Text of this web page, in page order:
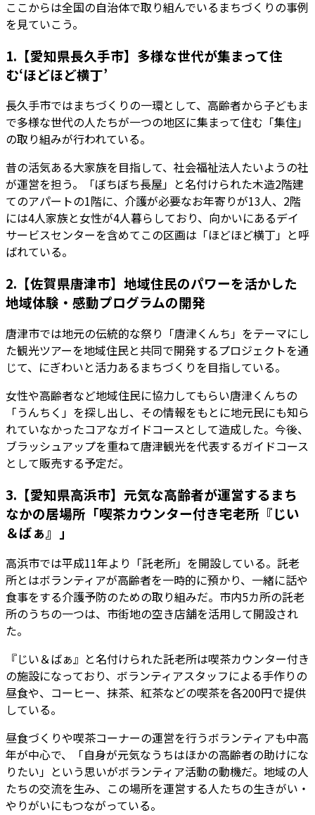
ここからは全国の自治体で取り組んでいるまちづくりの事例
を見ていこう。
1.【愛知県長久手市】多様な世代が集まって住
む‘ほどほど横丁’
長久手市ではまちづくりの一環として、高齢者から子どもま
で多様な世代の人たちが一つの地区に集まって住む「集住」
の取り組みが行われている。
昔の活気ある大家族を目指して、社会福祉法人たいようの社
が運営を担う。「ぼちぼち長屋」と名付けられた木造2階建
てのアパートの1階に、介護が必要なお年寄りが13人、2階
には4人家族と女性が4人暮らしており、向かいにあるデイ
サービスセンターを含めてこの区画は「ほどほど横丁」と呼
ばれている。
2.【佐賀県唐津市】地域住民のパワーを活かした
地域体験・感動プログラムの開発
唐津市では地元の伝統的な祭り「唐津くんち」をテーマにし
た観光ツアーを地域住民と共同で開発するプロジェクトを通
じて、にぎわいと活力あるまちづくりを目指している。
女性や高齢者など地域住民に協力してもらい唐津くんちの
「うんちく」を探し出し、その情報をもとに地元民にも知ら
れていなかったコアなガイドコースとして造成した。今後、
ブラッシュアップを重ねて唐津観光を代表するガイドコース
として販売する予定だ。
3.【愛知県高浜市】元気な高齢者が運営するまち
なかの居場所「喫茶カウンター付き宅老所『じい
＆ばぁ』」
高浜市では平成11年より「託老所」を開設している。託老
所とはボランティアが高齢者を一時的に預かり、一緒に話や
食事をする介護予防のための取り組みだ。市内5カ所の託老
所のうちの一つは、市街地の空き店舗を活用して開設され
た。
『じい＆ばぁ』と名付けられた託老所は喫茶カウンター付き
の施設になっており、ボランティアスタッフによる手作りの
昼食や、コーヒー、抹茶、紅茶などの喫茶を各200円で提供
している。
昼食づくりや喫茶コーナーの運営を行うボランティアも中高
年が中心で、「自身が元気なうちはほかの高齢者の助けにな
りたい」という思いがボランティア活動の動機だ。地域の人
たちの交流を生み、この場所を運営する人たちの生きがい・
やりがいにもつながっている。